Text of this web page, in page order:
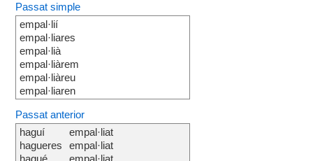
Passat simple
empal·lií
empal·liares
empal·lià
empal·liàrem
empal·liàreu
empal·liaren
Passat anterior
haguí
hagueres
hagué
empal·liat
empal·liat
empal·liat